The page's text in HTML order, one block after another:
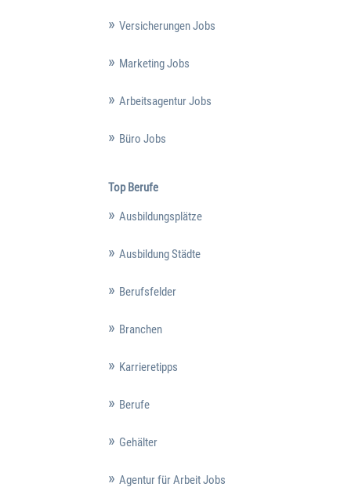
Versicherungen Jobs
Marketing Jobs
Arbeitsagentur Jobs
Büro Jobs
Top Berufe
Ausbildungsplätze
Ausbildung Städte
Berufsfelder
Branchen
Karrieretipps
Berufe
Gehälter
Agentur für Arbeit Jobs